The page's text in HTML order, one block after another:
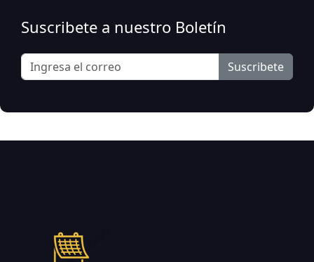
Suscribete a nuestro Boletín
Suscribete